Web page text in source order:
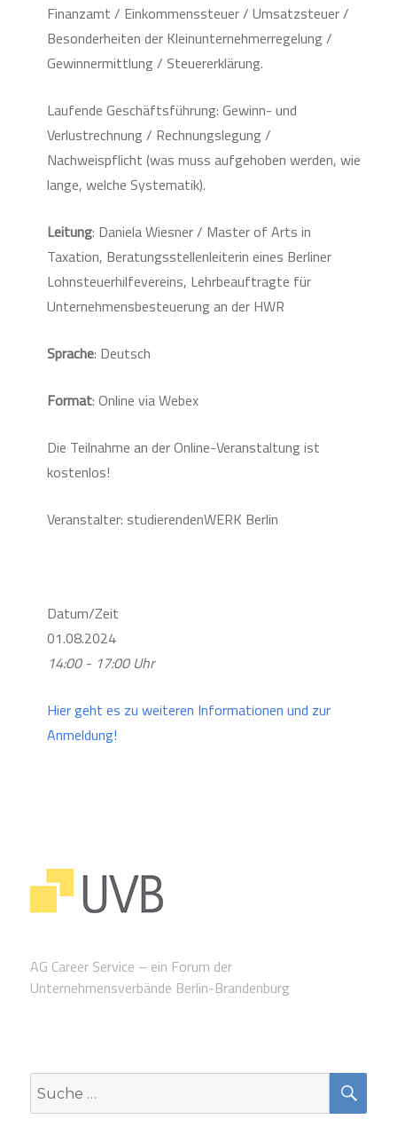
Finanzamt / Einkommenssteuer / Umsatzsteuer /
Besonderheiten der Kleinunternehmerregelung /
Gewinnermittlung / Steuererklärung.
Laufende Geschäftsführung: Gewinn- und
Verlustrechnung / Rechnungslegung /
Nachweispflicht (was muss aufgehoben werden, wie
lange, welche Systematik).
Leitung: Daniela Wiesner / Master of Arts in
Taxation, Beratungsstellenleiterin eines Berliner
Lohnsteuerhilfevereins, Lehrbeauftragte für
Unternehmensbesteuerung an der HWR
Sprache: Deutsch
Format: Online via Webex
Die Teilnahme an der Online-Veranstaltung ist
kostenlos!
Veranstalter: studierendenWERK Berlin
Datum/Zeit
01.08.2024
14:00 - 17:00 Uhr
Hier geht es zu weiteren Informationen und zur
Anmeldung!
AG Career Service – ein Forum der
Unternehmensverbände Berlin-Brandenburg
Suche
nach: